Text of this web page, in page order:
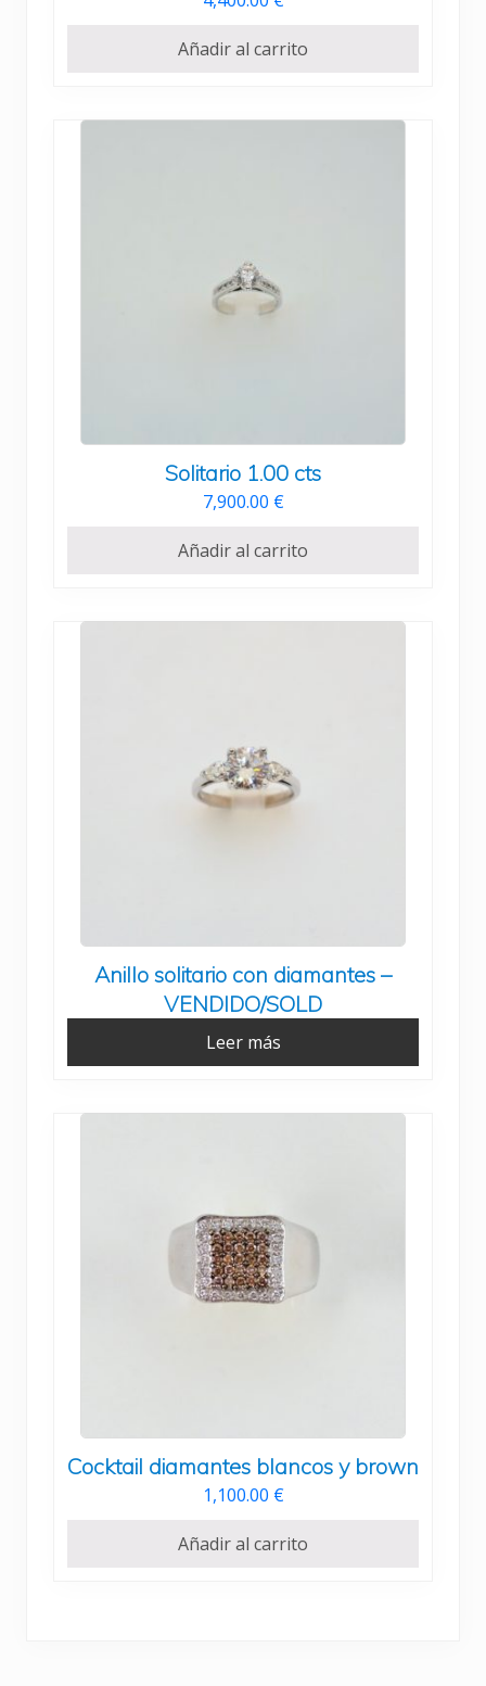
Añadir al carrito
Solitario 1.00 cts
7,900.00 €
Añadir al carrito
Anillo solitario con diamantes –
VENDIDO/SOLD
Leer más
Cocktail diamantes blancos y brown
1,100.00 €
Añadir al carrito